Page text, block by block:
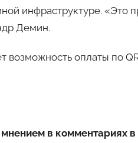
инфраструктуре. «Это
Демин.
возможность оплаты по
в комментариях